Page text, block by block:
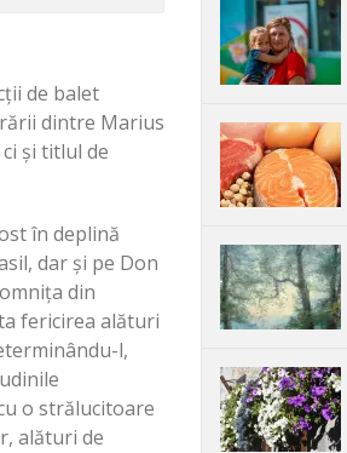
de balet
dintre Marius
și titlul de
în deplină
dar și pe Don
din
fericirea alături
l,
o strălucitoare
alături de